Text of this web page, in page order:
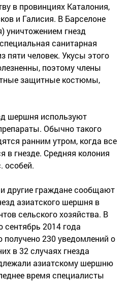
в провинциях Каталония,
и Галисия. В Барселоне
уничтожением гнезд
санитарная
пяти человек. Укусы этого
поэтому члены
защитные костюмы,
шершня используют
Обычно такого
ранним утром, когда все
в гнезде. Средняя колония
особей.
другие граждане сообщают
азиатского шершня в
сельского хозяйства. В
сентябрь 2014 года
230 уведомлений о
в 32 случаях гнезда
азиатскому шершню
время специалисты